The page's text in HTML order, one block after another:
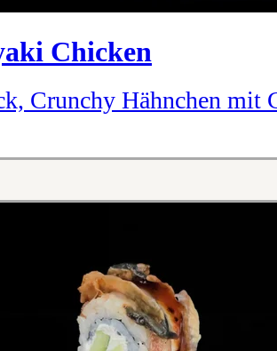
Chicken
Crunchy Hähnchen